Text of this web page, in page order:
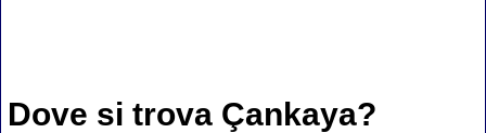
Dove si trova Çankaya?